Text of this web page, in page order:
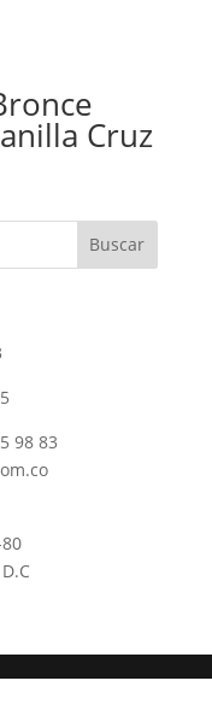
Cruz
98 83